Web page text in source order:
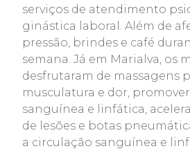
serviços de atendimento
ginástica laboral. Além de
pressão, brindes e café
semana. Já em Marialva, os
desfrutaram de massagens
musculatura e dor,
sanguínea e linfática,
de lesões e botas
a circulação sanguínea e